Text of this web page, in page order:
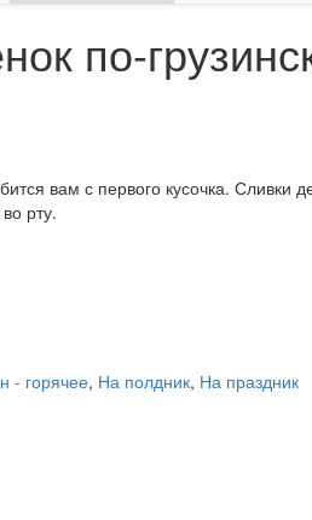
по-
вам с первого кусочка.
рту.
- горячее, На полдник, На праздник